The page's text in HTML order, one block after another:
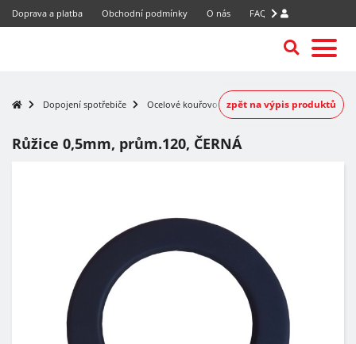
Doprava a platba Obchodní podmínky O nás FAQ
Dopojení spotřebiče Ocelové kouřovodyzpět na výpis produktů
Růžice 0,5mm, prům.120, ČERNÁ